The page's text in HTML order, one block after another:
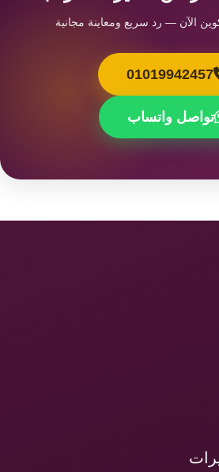
الآن — رد سريع ومعاينة مجانية
واتساب